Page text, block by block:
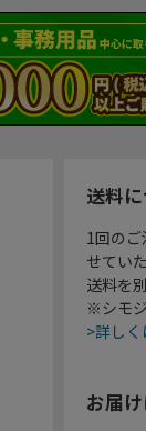
送料
1回の
せてい
送料を
※シモ
>詳しく
お届